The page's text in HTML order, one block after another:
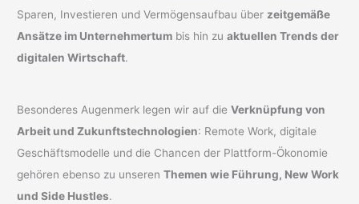
Sparen, Investieren und Vermögensaufbau über zeitgemäße
Ansätze im Unternehmertum bis hin zuaktuellen Trends der
digitalen Wirtschaft.
Besonderes Augenmerk legen wir auf dieVerknüpfung von
Arbeit und Zukunftstechnologien: Remote Work, digitale
Geschäftsmodelle und die Chancen der Plattform-Ökonomie
gehören ebenso zu unserenThemen wie Führung, New Work
und Side Hustles.